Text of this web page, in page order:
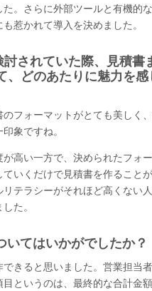
た。さらに外部ツールと有機的
惹かれて導入を決めました。
討されていた際、見積書
、どのあたりに魅力を感
のフォーマットがとても美しく
象ですね。
が高い一方で、決められたフォ
いくだけで見積書を作ること
リテラシーがそれほど高くない
た。
いてはいかがでしたか？
きると思いました。営業担当
というのは、最終的な合計金